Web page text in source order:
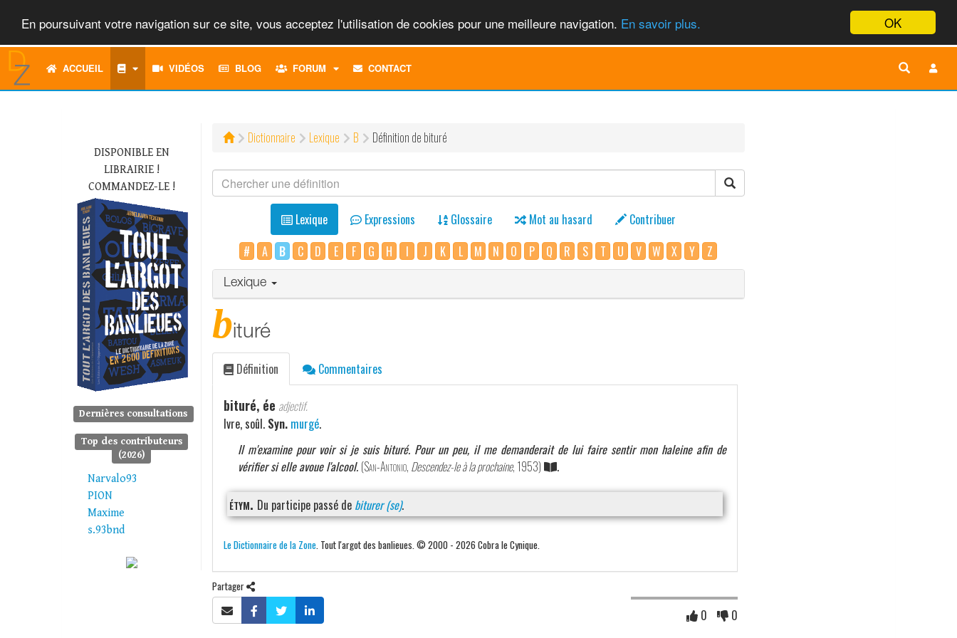
OK
En poursuivant votre navigation sur ce site, vous acceptez l'utilisation de cookies pour une meilleure navigation. En savoir plus.
ACCUEIL VIDÉOS BLOG FORUM
TOGGLECONTACT
DISPONIBLE EN
LIBRAIRIE !
COMMANDEZ-LE !
Dernières consultations
Top des contributeurs
(2026)
Narvalo93
PION
Maxime
s.93bnd
Dictionnaire Lexique B Définition de bituré
Lexique Expressions Glossaire Mot au hasard
Contribuer
#
A B C D E F G H I J K L M N O P Q R S T U V W X Y Z
Lexique
bituré
Définition Commentaires
bituré, ée adjectif.
Ivre, soûl. Syn. murgé.
Il m'examine pour voir si je suis bituré. Pour un peu, il me demanderait de lui faire sentir mon haleine afin de
vérifier si elle avoue l'alcool. (San-Antonio, Descendez-le à la prochaine, 1953) .
étym. Du participe passé de biturer (se).
Le Dictionnaire de la Zone. Tout l'argot des banlieues. © 2000 - 2026 Cobra le Cynique.
Partager
0 0